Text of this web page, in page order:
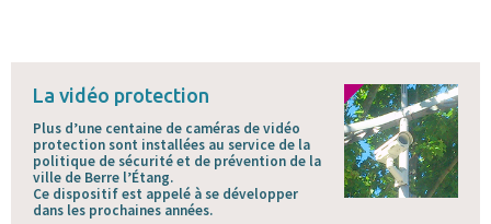
La vidéo protection
Plus d’une centaine de caméras de vidéo
protection sont installées au service de la
politique de sécurité et de prévention de la
ville de Berre l’Étang.
Ce dispositif est appelé à se développer
dans les prochaines années.